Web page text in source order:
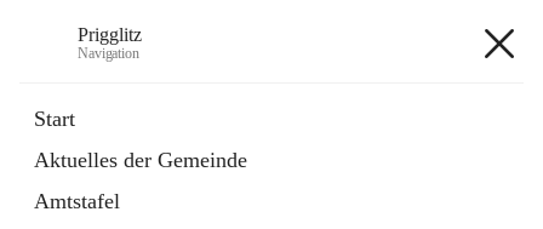
Prigglitz
Navigation
Start
Aktuelles der Gemeinde
Amtstafel
Externe Webseite
in